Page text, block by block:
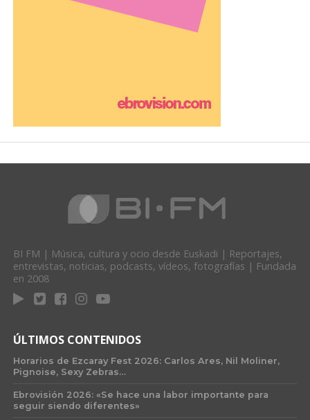
BI FM | Música, cultura y ocio desde Euskadi | Reportajes,
entrevistas, noticias, podcasts, vídeos, fotografías | Fundada
en 2008
ÚLTIMOS CONTENIDOS
Horarios de Ezcaray Fest 2026: Carlos Ares, Nil Moliner,
Pignoise, Sexy Zebras…
Ebrovisión 2026: «Se hace una labor importante para
seguir siendo diferentes»